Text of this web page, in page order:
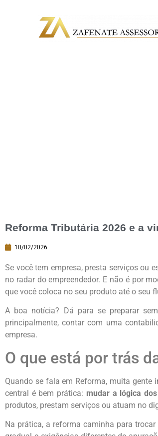
Reforma Tributária 2026 e a
10/02/2026
Se você tem empresa, presta serviços ou
no radar do empreendedor. E não é por
que você coloca no seu produto até o seu
A boa notícia? Dá para se preparar
principalmente, contar com uma
empresa.
O que está por trás
Quando se fala em Reforma, muita gente
central é bem prática: mudar a lógica
produtos, prestam serviços ou atuam no
Na prática, a reforma caminha para